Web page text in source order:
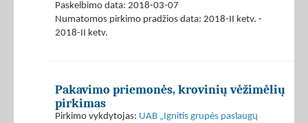
Paskelbimo data: 2018-03-07
Numatomos pirkimo pradžios data: 2018-II ketv. -
2018-II ketv.
Pakavimo priemonės, krovinių vėžimėlių
pirkimas
Pirkimo vykdytojas: UAB „Ignitis grupės paslaugų